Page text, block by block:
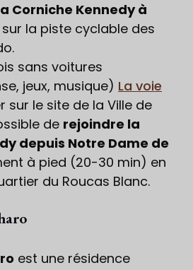
Corniche Kennedy à
sur la piste cyclable des
sans voitures
jeux, musique) La voie
sur le site de la Ville de
de rejoindre la
depuis Notre Dame de
à pied (20-30 min) en
du Roucas Blanc.
est une résidence